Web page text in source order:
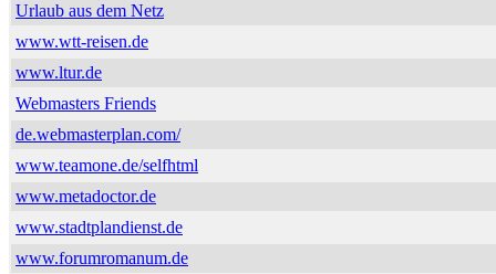
Urlaub aus dem Netz
www.wtt-reisen.de
www.ltur.de
Webmasters Friends
de.webmasterplan.com/
www.teamone.de/selfhtml
www.metadoctor.de
www.stadtplandienst.de
www.forumromanum.de